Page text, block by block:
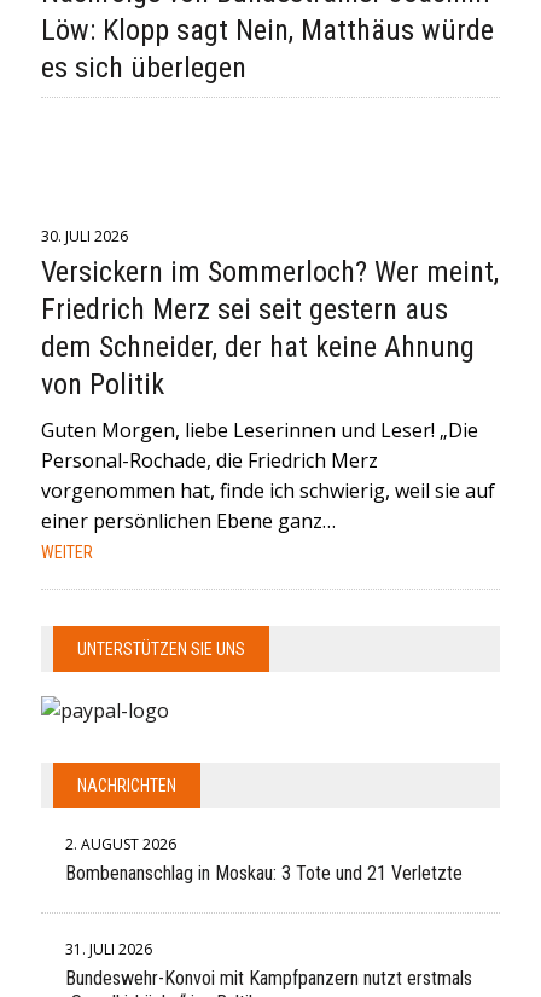
Löw: Klopp sagt Nein, Matthäus würde
es sich überlegen
30. JULI 2026
Versickern im Sommerloch? Wer meint,
Friedrich Merz sei seit gestern aus
dem Schneider, der hat keine Ahnung
von Politik
Guten Morgen, liebe Leserinnen und Leser! „Die
Personal-Rochade, die Friedrich Merz
vorgenommen hat, finde ich schwierig, weil sie auf
einer persönlichen Ebene ganz…
WEITER
UNTERSTÜTZEN SIE UNS
NACHRICHTEN
2. AUGUST 2026
Bombenanschlag in Moskau: 3 Tote und 21 Verletzte
31. JULI 2026
Bundeswehr-Konvoi mit Kampfpanzern nutzt erstmals